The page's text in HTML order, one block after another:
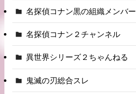
名探偵コナン黒の組織メンバー
名探偵コナン２チャンネル
異世界シリーズ２ちゃんねる
鬼滅の刃総合スレ